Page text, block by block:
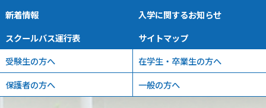
新着情報
入学に関するお知らせ
スクールバス運行表
サイトマップ
受験生の方へ
在学生・卒業生の方へ
保護者の方へ
一般の方へ